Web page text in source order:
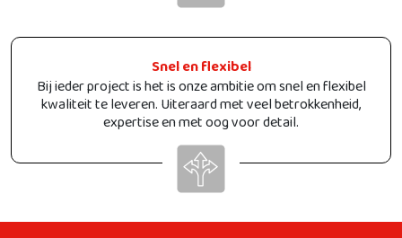
Snel en flexibel
Bij ieder project is het is onze ambitie om snel en flexibel
kwaliteit te leveren. Uiteraard met veel betrokkenheid,
expertise en met oog voor detail.